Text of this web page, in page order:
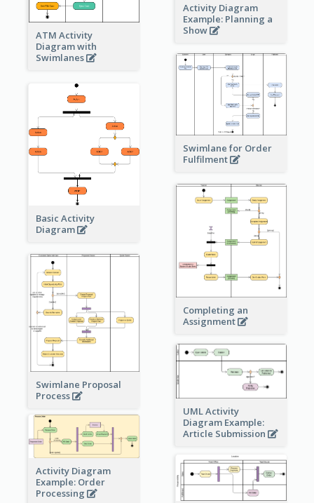
ATM Activity
Diagram with
Swimlanes
Activity Diagram
Example: Planning a
Show
Swimlane for Order
Fulfilment
Basic Activity
Diagram
Completing an
Assignment
Swimlane Proposal
Process
UML Activity
Diagram Example:
Article Submission
Activity Diagram
Example: Order
Processing